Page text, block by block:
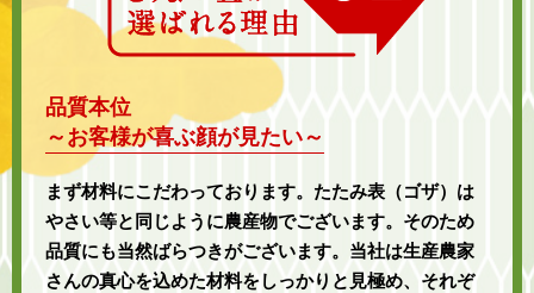
品質本位
～お客様が喜ぶ顔が見たい～
まず材料にこだわっております。たたみ表（ゴザ）は
やさい等と同じように農産物でございます。そのため
品質にも当然ばらつきがございます。当社は生産農家
さんの真心を込めた材料をしっかりと見極め、それぞ